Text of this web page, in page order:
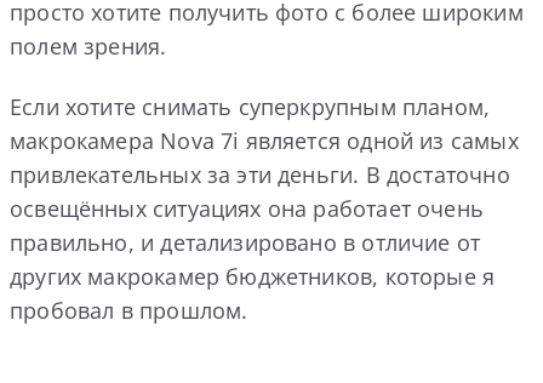
просто хотите получить фото с более широким
полем зрения.
Если хотите снимать суперкрупным планом,
макрокамера Nova 7i является одной из самых
привлекательных за эти деньги. В достаточно
освещённых ситуациях она работает очень
правильно, и детализировано в отличие от
других макрокамер бюджетников, которые я
пробовал в прошлом.